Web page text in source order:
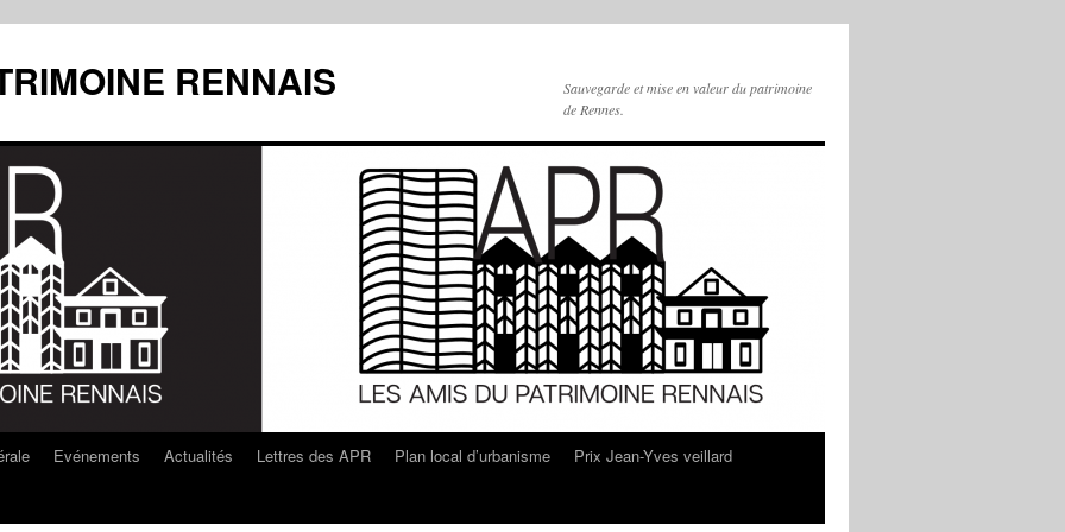
RENNAIS
Sauvegarde et mise en valeur du patrimoine
de Rennes.
Evénements Actualités Lettres des APR Plan local d’urbanisme Prix Jean-Yves veillard